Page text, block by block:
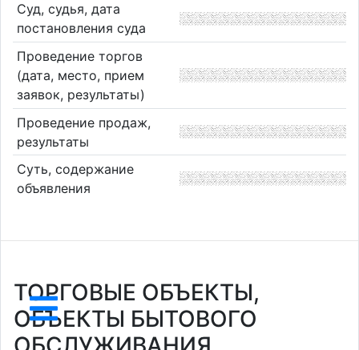
Суд, судья, дата
постановления суда
Проведение торгов
(дата, место, прием
заявок, результаты)
Проведение продаж,
результаты
Суть, содержание
объявления
ТОРГОВЫЕ ОБЪЕКТЫ,
ОБЪЕКТЫ БЫТОВОГО